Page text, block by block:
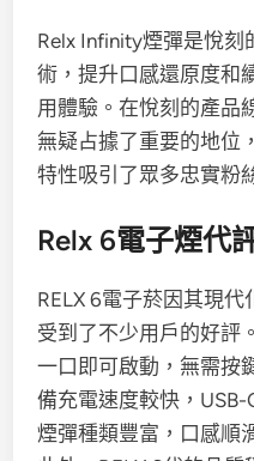
Relx Infinity煙彈是悅刻
術，提升口感還原度和
用體驗。在悅刻的產品
無疑占據了重要的地位
特性吸引了眾多忠實粉
Relx 6電子煙代
RELX 6電子菸因其現代
受到了不少用戶的好評
一口即可啟動，無需按
備充電速度較快，USB-
煙彈種類豐富，口感順